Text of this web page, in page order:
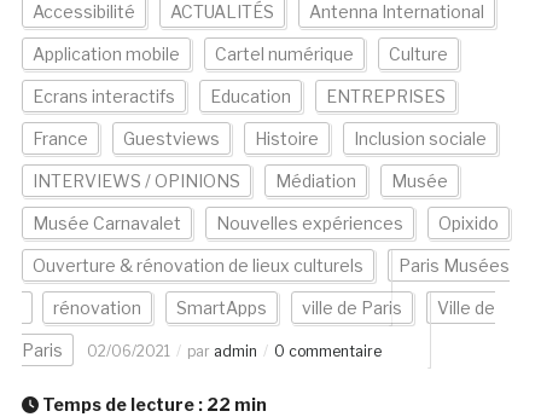
Accessibilité ACTUALITÉS Antenna International
Application mobile Cartel numérique Culture
Ecrans interactifs Education ENTREPRISES
France Guestviews Histoire Inclusion sociale
INTERVIEWS / OPINIONS Médiation Musée
Musée Carnavalet Nouvelles expériences Opixido
Ouverture & rénovation de lieux culturels Paris Musées
rénovation SmartApps ville de Paris Ville de
Paris 02/06/2021 par admin 0 commentaire
Temps de lecture : 22 min